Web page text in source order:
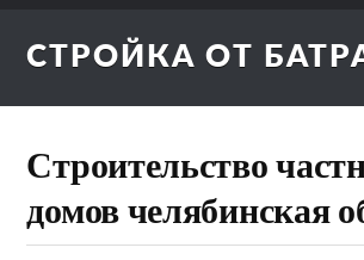
СТРОЙКА ОТ
Строительство
домов челябинская